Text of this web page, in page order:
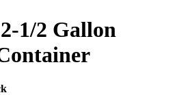
1/2 Gallon